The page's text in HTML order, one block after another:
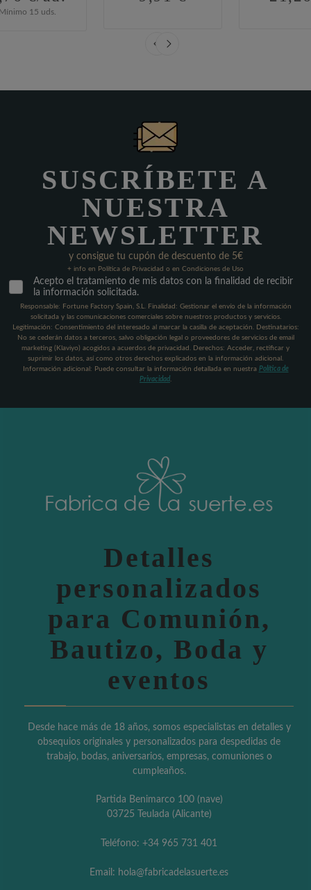
15 uds.
SUSCRÍBETE A
NUESTRA
NEWSLETTER
y consigue tu cupón de descuento de 5€
+ info en Política de Privacidad o en Condiciones de Uso
Acepto el tratamiento de mis datos con la finalidad de recibir
la información solicitada.
Responsable: Fortune Factory Spain, S.L. Finalidad: Gestionar el envío de la información
solicitada y las comunicaciones comerciales sobre nuestros productos y servicios.
Legitimación: Consentimiento del interesado al marcar la casilla de aceptación. Destinatarios:
No se cederán datos a terceros, salvo obligación legal o proveedores de servicios de email
marketing (Klaviyo) acogidos a acuerdos de privacidad. Derechos: Acceder, rectificar y
suprimir los datos, así como otros derechos explicados en la información adicional.
Información adicional: Puede consultar la información detallada en nuestra Política de
Privacidad.
Detalles
personalizados
para Comunión,
Bautizo, Boda y
eventos
Desde hace más de 18 años, somos especialistas en detalles y
obsequios originales y personalizados para despedidas de
trabajo, bodas, aniversarios, empresas, comuniones o
cumpleaños.
Partida Benimarco 100 (nave)
03725 Teulada (Alicante)
Teléfono: +34 965 731 401
Email: hola@fabricadelasuerte.es